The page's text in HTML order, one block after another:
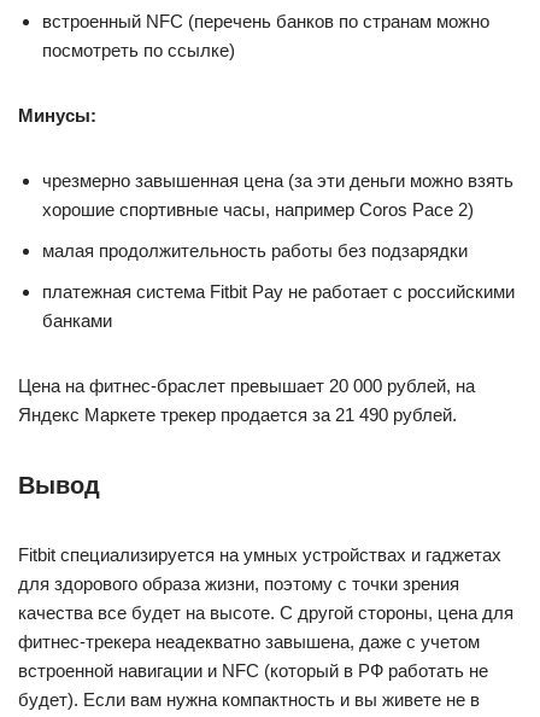
встроенный NFC (перечень банков по странам можно
посмотреть по ссылке)
Минусы:
чрезмерно завышенная цена (за эти деньги можно взять
хорошие спортивные часы, например Coros Pace 2)
малая продолжительность работы без подзарядки
платежная система Fitbit Pay не работает с российскими
банками
Цена на фитнес-браслет превышает 20 000 рублей, на
Яндекс Маркете трекер продается за 21 490 рублей.
Вывод
Fitbit специализируется на умных устройствах и гаджетах
для здорового образа жизни, поэтому с точки зрения
качества все будет на высоте. С другой стороны, цена для
фитнес-трекера неадекватно завышена, даже с учетом
встроенной навигации и NFC (который в РФ работать не
будет). Если вам нужна компактность и вы живете не в